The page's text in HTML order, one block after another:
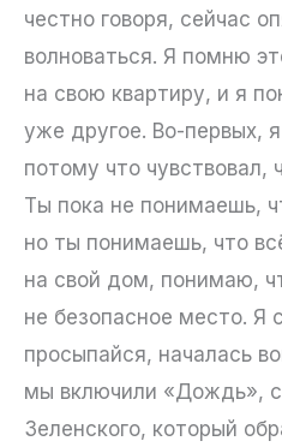
честно говоря, сейчас
волноваться. Я помню
на свою квартиру, и я
уже другое. Во-первых,
потому что чувствовал,
Ты пока не понимаешь,
но ты понимаешь, что
на свой дом, понимаю,
не безопасное место. Я
просыпайся, началась
мы включили «Дождь»,
Зеленского, который